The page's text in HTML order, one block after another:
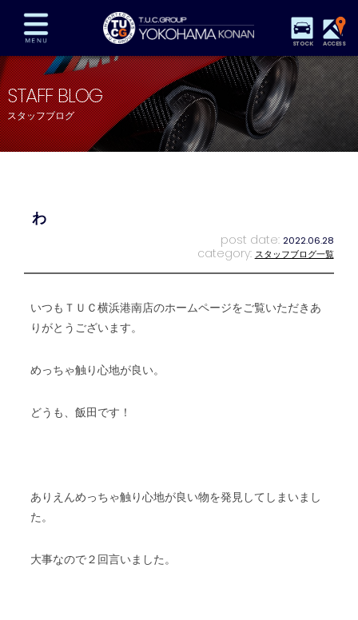
STOCK ACCESS
在庫車両情報 保証&サービス パーツリスト
TUCとは？ 店舗情報 アクセスマップ
全国納車 特別作業 注文販売
STAFF BLOG
スタッフブログ
わ
post date: 2022.06.28
category: スタッフブログ一覧
いつもＴＵＣ横浜港南店のホームページをご覧いただきあ
りがとうございます。
めっちゃ触り心地が良い。
どうも、飯田です！
ありえんめっちゃ触り心地が良い物を発見してしまいまし
た。
大事なので２回言いました。